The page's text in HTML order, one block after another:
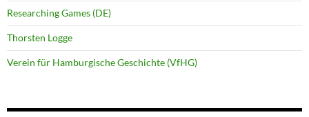
Researching Games (DE)
Thorsten Logge
Verein für Hamburgische Geschichte (VfHG)